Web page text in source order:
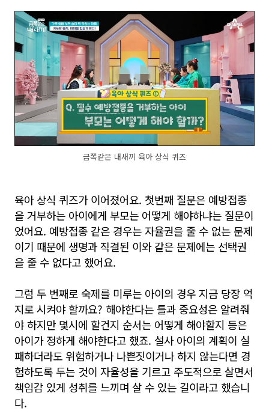
금쪽같은 내새끼 육아 상식 퀴즈
육아 상식 퀴즈가 이어졌어요. 첫번째 질문은 예방접종
을 거부하는 아이에게 부모는 어떻게 해야하냐는 질문이
었어요. 예방접종 같은 경우는 자율권을 줄 수 없는 문제
이기 때문에 생명과 직결된 이와 같은 문제에는 선택권
을 줄 수 없다고 했어요.
그럼 두 번째로 숙제를 미루는 아이의 경우 지금 당장 억
지로 시켜야 할까요? 해야한다는 틀과 중요성은 알려줘
야 하지만 몇시에 할건지 순서는 어떻게 해야할지 등은
아이가 정하게 해야한다고 했죠. 설사 아이의 계획이 실
패하더라도 위험하거나 나쁜짓이거나 하지 않는다면 경
험하도록 두는 것이 자율성을 기르고 주도적으로 살면서
책임감 있게 성취를 느끼며 살 수 있는 길이라고 했습니
다.